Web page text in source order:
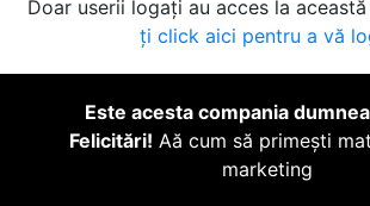
Doar userii logați au acces la
ți click aici pentru a vă
Este acesta compania
Felicitări! Aă cum să primești
marketing